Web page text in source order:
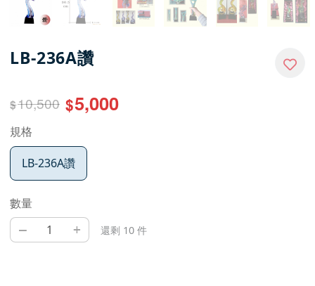
LB-236A讚
$10,500 $5,000
規格
LB-236A讚
數量
– + 還剩 10 件